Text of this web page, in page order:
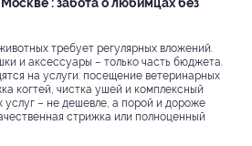
требует регулярных вложений.
и аксессуары – только часть бюджета.
на услуги: посещение ветеринарных
когтей, чистка ушей и комплексный
услуг – не дешевле, а порой и дороже
стрижка или полноценный